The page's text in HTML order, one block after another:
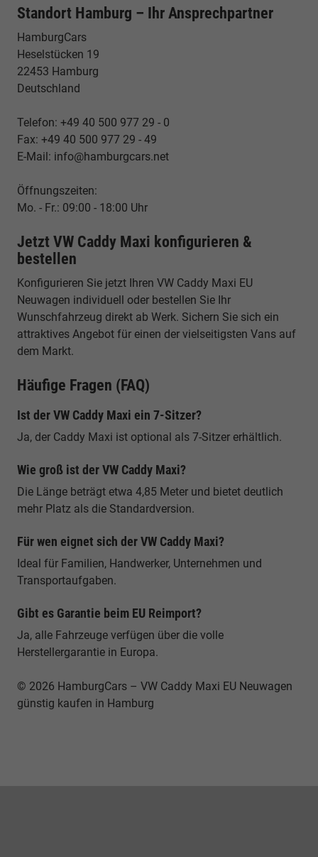
Standort Hamburg – Ihr Ansprechpartner
HamburgCars
Heselstücken 19
22453 Hamburg
Deutschland
Telefon: +49 40 500 977 29 - 0
Fax: +49 40 500 977 29 - 49
E-Mail: info@hamburgcars.net
Öffnungszeiten:
Mo. - Fr.: 09:00 - 18:00 Uhr
Jetzt VW Caddy Maxi konfigurieren &
bestellen
Konfigurieren Sie jetzt Ihren VW Caddy Maxi EU
Neuwagen individuell oder bestellen Sie Ihr
Wunschfahrzeug direkt ab Werk. Sichern Sie sich ein
attraktives Angebot für einen der vielseitigsten Vans auf
dem Markt.
Häufige Fragen (FAQ)
Ist der VW Caddy Maxi ein 7-Sitzer?
Ja, der Caddy Maxi ist optional als 7-Sitzer erhältlich.
Wie groß ist der VW Caddy Maxi?
Die Länge beträgt etwa 4,85 Meter und bietet deutlich
mehr Platz als die Standardversion.
Für wen eignet sich der VW Caddy Maxi?
Ideal für Familien, Handwerker, Unternehmen und
Transportaufgaben.
Gibt es Garantie beim EU Reimport?
Ja, alle Fahrzeuge verfügen über die volle
Herstellergarantie in Europa.
© 2026 HamburgCars – VW Caddy Maxi EU Neuwagen
günstig kaufen in Hamburg